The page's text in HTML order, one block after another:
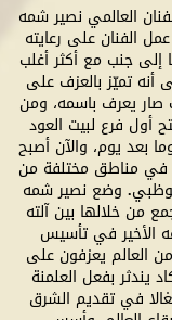
العالمي نصير شمه
الفنان على رعايته
إلى جنب مع أكثر أغلب
أنه تميّز بالعزف على
صار يعرف باسمه، ومن
أول فرع لبيت العود
بعد يوم، والآن أصبح
في مناطق مختلفة من
وضع نصير شمه
من خلالها بين آلته
الأخير في تأسيس
عازفة وعازفا من العالم يعزفون على
يندثر بفعل العلمنة
في تقديم الشرق